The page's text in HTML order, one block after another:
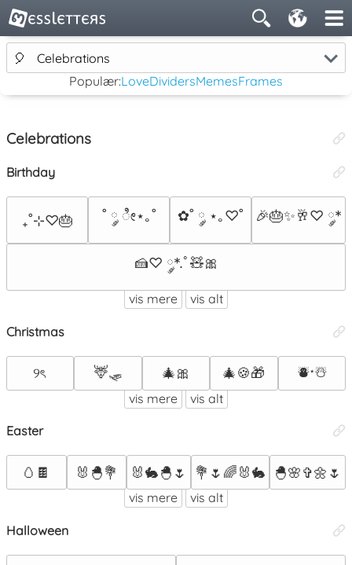
🎈
Celebrations
Populær:LoveDividersMemesFrames
Celebrations
Birthday
₊˚⊹♡🎂 ˚ ༘ ೀ⋆｡˚ ✿˚ ༘ ⋆｡♡˚ 🎉🎂✨🥂♡ ༘*
🍰♡ ༘*.ﾟ🧸🎀
vis mere vis alt
Christmas
୨ৎ 🦌🛷 🎄🎀 🎄🍪🎁 ⛇⋆☃︎
vis mere vis alt
Easter
🥚🍫 🐰🐣💐 🐰🐇🐣🌷 💐🌷🌈🐰🐇 🐣🌸✞🌼🌷
vis mere vis alt
Halloween